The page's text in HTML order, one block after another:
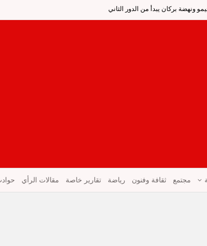
ونهضة بركان يبدأ من الدور الثاني
مجتمع ثقافة وفنون رياضة تقارير خاصة مقالات الرأي